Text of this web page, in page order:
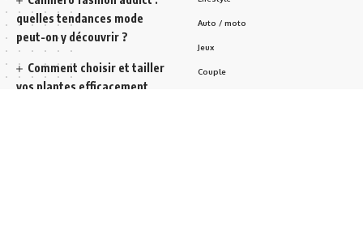
quelles tendances mode
peut-on y découvrir ?
Comment choisir et tailler
vos plantes efficacement
Auto / moto
Jeux
Couple